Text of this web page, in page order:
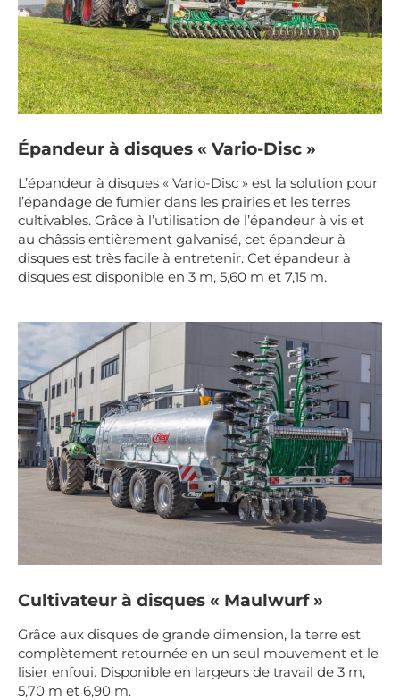
Épandeur à disques « Vario-Disc »
L’épandeur à disques « Vario-Disc » est la solution pour
l’épandage de fumier dans les prairies et les terres
cultivables. Grâce à l’utilisation de l’épandeur à vis et
au châssis entièrement galvanisé, cet épandeur à
disques est très facile à entretenir. Cet épandeur à
disques est disponible en 3 m, 5,60 m et 7,15 m.
Cultivateur à disques « Maulwurf »
Grâce aux disques de grande dimension, la terre est
complètement retournée en un seul mouvement et le
lisier enfoui. Disponible en largeurs de travail de 3 m,
5,70 m et 6,90 m.